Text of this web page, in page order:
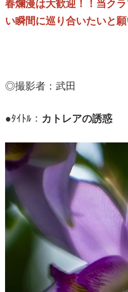
春爛漫は大歓迎！！当ク
い瞬間に巡り合いたいと願
◎撮影者：武田
●ﾀｲﾄﾙ： カトレアの誘惑